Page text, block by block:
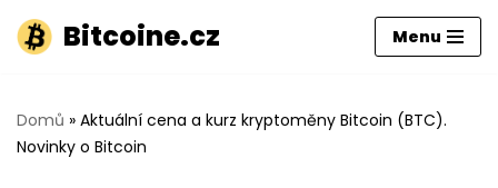
Přeskočit
obsah
Bitcoine.cz Menu
Domů » Aktuální cena a kurz kryptoměny Bitcoin (BTC).
Novinky o Bitcoin